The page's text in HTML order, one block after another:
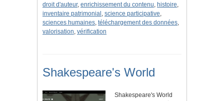
droit d'auteur, enrichissement du contenu, histoire,
inventaire patrimonial , science participative,
sciences humaines, téléchargement des données,
valorisation, vérification
Shakespeare's World
Shakespeare's World